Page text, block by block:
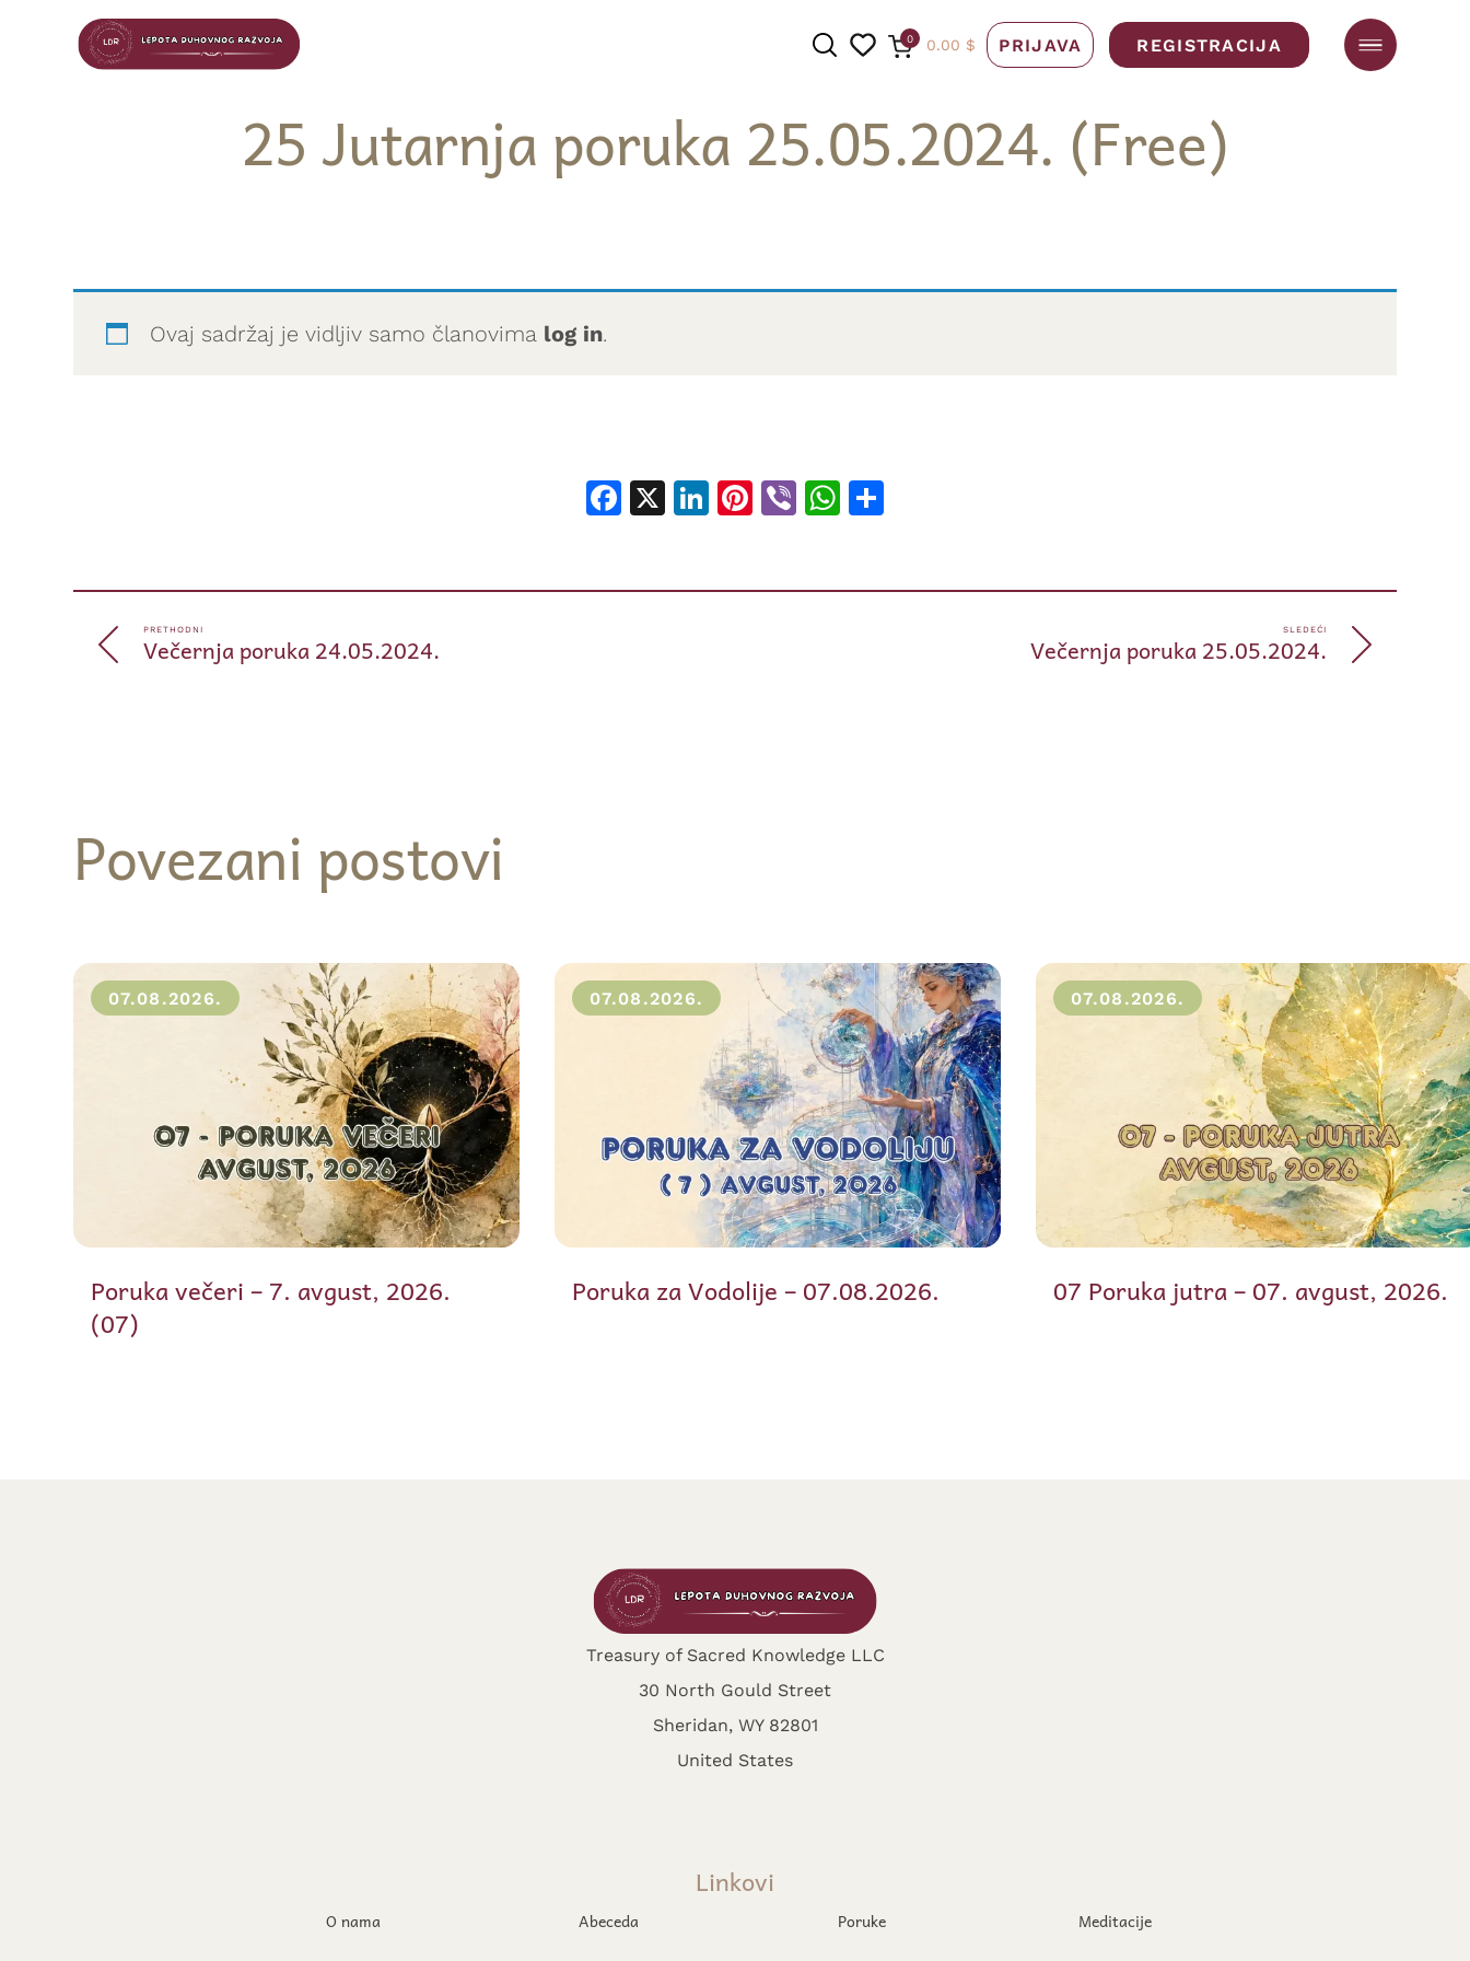
0 0.00 $ PRIJAVA REGISTRACIJA
25 Jutarnja poruka 25.05.2024. (Free)
Ovaj sadržaj je vidljiv samo članovima log in.
Facebook
X LinkedIn
Pinterest
ViberWhatsApp
PRETHODNI
Večernja poruka 24.05.2024.
SLEDEĆI
Večernja poruka 25.05.2024.
Povezani postovi
07.08.2026.
Poruka večeri – 7. avgust, 2026.
(07)
07.08.2026.
Poruka za Vodolije – 07.08.2026.
07.08.2026.
07 Poruka jutra – 07. avgust, 2026.
Treasury of Sacred Knowledge LLC
30 North Gould Street
Sheridan, WY 82801
United States
Linkovi
O nama Abeceda Poruke
Meditacije